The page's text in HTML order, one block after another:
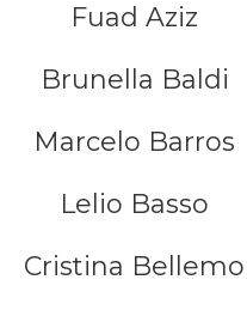
Fuad Aziz
Brunella Baldi
Marcelo Barros
Lelio Basso
Cristina Bellemo